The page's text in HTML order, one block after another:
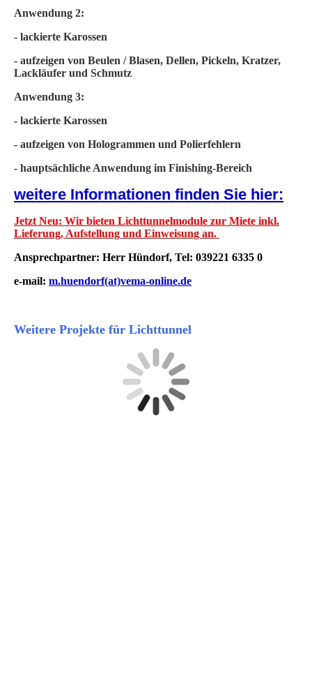
Anwendung 2:
- lackierte Karossen
- aufzeigen von Beulen / Blasen, Dellen, Pickeln, Kratzer,
Lackläufer und Schmutz
Anwendung 3:
- lackierte Karossen
- aufzeigen von Hologrammen und Polierfehlern
- hauptsächliche Anwendung im Finishing-Bereich
weitere Informationen finden Sie hier:
Jetzt Neu: Wir bieten Lichttunnelmodule zur Miete inkl.
Lieferung, Aufstellung und Einweisung an.
Ansprechpartner: Herr Hündorf, Tel: 039221 6335 0
e-mail: m.huendorf(at)vema-online.de
Weitere Projekte für Lichttunnel